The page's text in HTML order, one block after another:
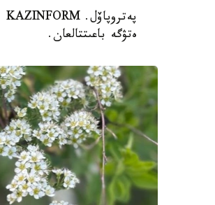
ەتۋگە باعىتتالعان.